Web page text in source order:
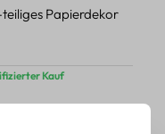
Papierdekor
5 Sternen
Kauf